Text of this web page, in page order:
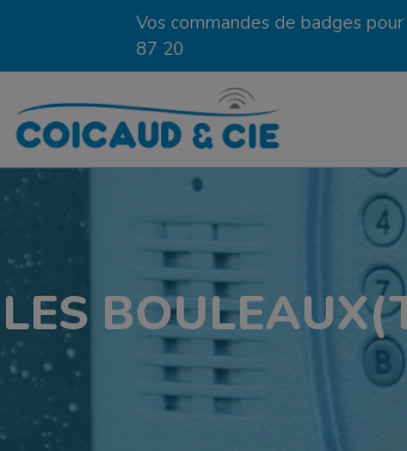
Vos commandes de badges
87 20
LES